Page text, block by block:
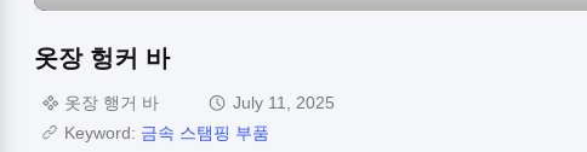
옷장 헝커 바
옷장 행거 바
July 11, 2025
Keyword: 금속 스탬핑 부품